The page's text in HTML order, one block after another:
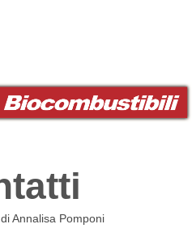
Annalisa Pomponi